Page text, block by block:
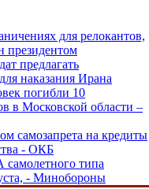
для релокантов,
президентом
предлагать
наказания Ирана
погибли 10
в Московской области –
самозапрета на кредиты
- ОКБ
типа
- Минобороны